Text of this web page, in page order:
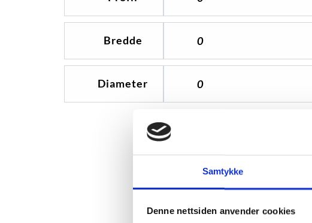
Samtykke
Denne nettsiden anvender cookies
Bredde 0
Diameter 0